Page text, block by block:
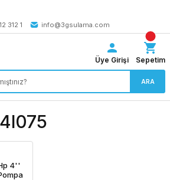
312 1
info@3gsulama.com
ARA
Üye Girişi Sepetim
4''